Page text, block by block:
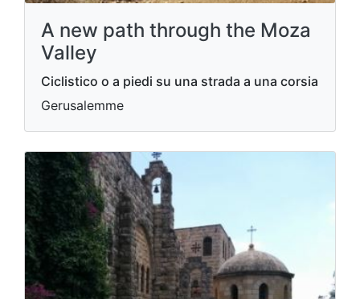
A new path through the Moza
Valley
Ciclistico o a piedi su una strada a una corsia
Gerusalemme